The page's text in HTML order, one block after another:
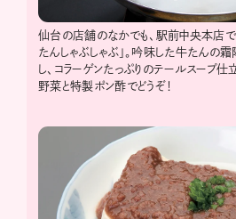
仙台の店舗のなかでも、駅前中央本店
たんしゃぶしゃぶ」。吟味した牛たんの
し、コラーゲンたっぷりのテールスープ仕
野菜と特製ポン酢でどうぞ！